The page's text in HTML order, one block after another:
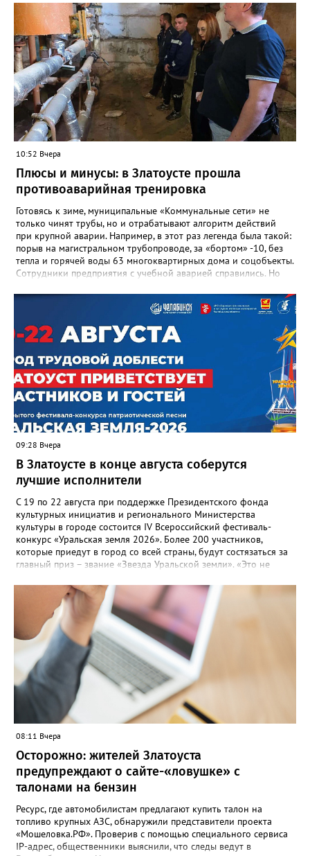
«Благодаря её мудрому руководству в школе сформировался
сильный педагогический коллектив, объединённый общими
ценностями и любовью к своему делу. Для многих Галина
Ивановна навсегда останется не только талантливым
руководителем, но и настоящим Учителем с большой буквы», -
говорится в сообществе школы №23 во ВКонтакте. Свои
соболезнования семье Галины Ивановны выразил глава
Златоуста Олег Решетников. «Её вклад зафиксирован в
важнейших документах школы, но главное - он остался в
людях: в тех учителях, которых она поддержала, в тех
учениках, которых она вдохновила. Заслуженный учитель РФ,
«Отличник народного просвещения», обладатель медали «За
доблестный труд», Галина Ивановна оставила не только
награды и документы, но и работающий, живой механизм
школы, который продолжает жить её принципами», - говорится
в некрологе.
10:52 Вчера
Плюсы и минусы: в Златоусте прошла
противоаварийная тренировка
Готовясь к зиме, муниципальные «Коммунальные сети» не
только чинят трубы, но и отрабатывают алгоритм действий
при крупной аварии. Например, в этот раз легенда была такой:
порыв на магистральном трубопроводе, за «бортом» -10, без
тепла и горячей воды 63 многоквартирных дома и соцобъекты.
Сотрудники предприятия с учебной аварией справились. Но
отметили и недочёты. «Например, управляющие компании
несвоевременно приняли меры для предотвращения
“перемерзания” общей домовой тепловой сети
многоквартирного дома, отсутствовало взаимодействие с
ресурсоснабжающей организацией, ЕДДС и иными службами»,
— сообщила начальник Главного управления ГЖИ Ирина
Настенко. В следующий раз, рекомендовали в
Госжилинспекции, службы должны действовать слаженно. И
оперативно делиться информацией со всеми
заинтересованными – от поставщика тепла до конечных
потребителей.
09:28 Вчера
В Златоусте в конце августа соберутся
лучшие исполнители
С 19 по 22 августа при поддержке Президентского фонда
культурных инициатив и регионального Министерства
культуры в городе состоится IV Всероссийский фестиваль-
конкурс «Уральская земля 2026». Более 200 участников,
которые приедут в город со всей страны, будут состязаться за
главный приз – звание «Звезда Уральской земли». «Это не
прослушивания участников, мастер-классы от ведущих
наставников, выступления победителей прошлых лет и
приглашённых артистов», - сообщает оргкомитет. Вход на все
фестивальные мероприятия будет свободным. В 2025 году в
фестивале участвовали 26 финалистов из городов
Челябинской, Свердловской, Курганской, Оренбургской
областей, Ханты-Мансийского автономного округа и
Республики Башкортостан. Приглашённой звездой стал
идейный вдохновитель, организатор фестиваля, эстрадный
певец, победитель главного патриотического конкурса страны
«Солдатский конверт», лауреат премии в области культуры и
искусства «Золотая лира», участник телевизионных проектов
на Первом канале, обладатель звания «Голос страны» Алексей
Ковин.
08:11 Вчера
Осторожно: жителей Златоуста
предупреждают о сайте-«ловушке» с
талонами на бензин
Ресурс, где автомобилистам предлагают купить талон на
топливо крупных АЗС, обнаружили представители проекта
«Мошеловка.РФ». Проверив с помощью специального сервиса
IP-адрес, общественники выяснили, что следы ведут в